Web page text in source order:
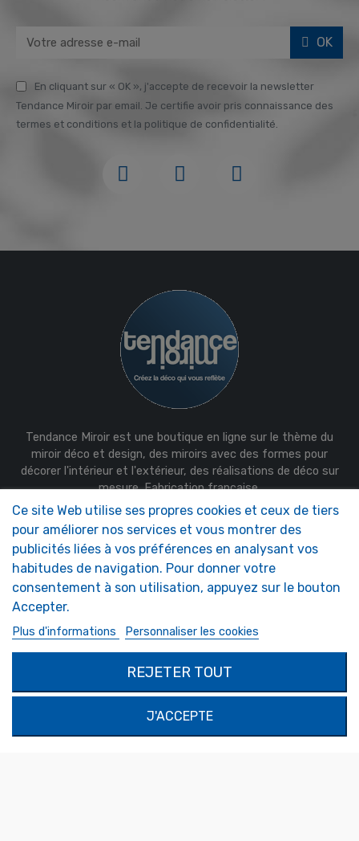
OK
En cliquant sur « OK », j'accepte de recevoir la newsletter
Tendance Miroir par email. Je certifie avoir pris connaissance des
termes et conditions et la politique de confidentialité.
Tendance Miroir est une boutique en ligne sur le thème du
miroir déco et design, des miroirs avec des formes pour
décorer l'intérieur et l'extérieur, des réalisations de déco sur
mesure. Fabrication française.
NOS MIROIRS
Entretien & Accessoires
Miroirs Camping-car
Miroirs de sécurité
Miroirs Décoratifs
Miroirs Sur-Mesure
NOTRE SOCIÉTÉ
Qui sommes-nous ?
FAQ
MON COMPTE
Authentification
RÉALISATIONS SUR
Demande de devis
1324 Boulevard du Vivarais
07000 Privas
Ce site Web utilise ses propres cookies et ceux de tiers
pour améliorer nos services et vous montrer des
publicités liées à vos préférences en analysant vos
habitudes de navigation. Pour donner votre
consentement à son utilisation, appuyez sur le bouton
Accepter.
Plus d'informations Personnaliser les cookies
REJETER TOUT
J'ACCEPTE